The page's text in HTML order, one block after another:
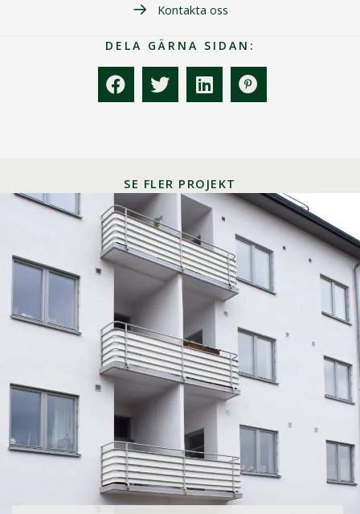
Kontakta oss
DELA GÄRNA SIDAN:
SE FLER PROJEKT